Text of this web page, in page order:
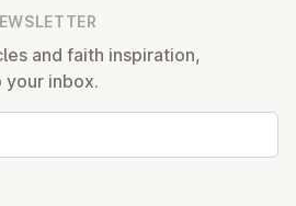
and faith inspiration,
inbox.